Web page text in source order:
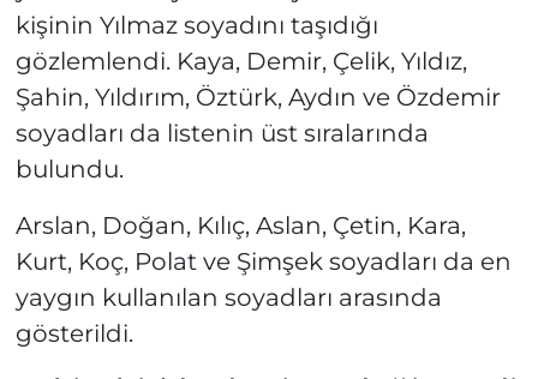
kişinin Yılmaz soyadını taşıdığı
gözlemlendi. Kaya, Demir, Çelik, Yıldız,
Şahin, Yıldırım, Öztürk, Aydın ve Özdemir
soyadları da listenin üst sıralarında
bulundu.
Arslan, Doğan, Kılıç, Aslan, Çetin, Kara,
Kurt, Koç, Polat ve Şimşek soyadları da en
yaygın kullanılan soyadları arasında
gösterildi.